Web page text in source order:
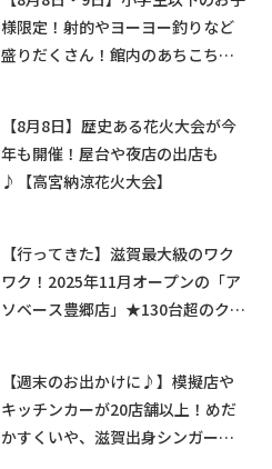
様限定！射的やヨーヨー釣りなど
盛りだくさん！館内のあちこちに
【8月8日】歴史ある花火大会が今
年も開催！屋台や夜店の出店も
♪【高宮納涼花火大会】
【行ってきた】滋賀最大級のワク
ワク！2025年11月オープンの「ア
ソベース豊郷店」★130台超のクレ
【週末のお出かけに♪】模擬店や
キッチンカーが20店舗以上！めだ
かすくいや、滋賀出身シンガーソ